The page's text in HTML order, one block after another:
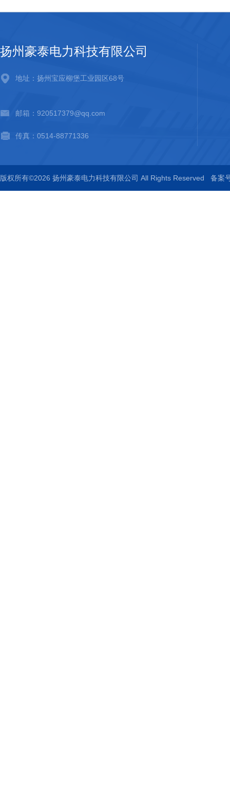
扬州豪泰电力科技有限公司
地址：扬州宝应柳堡工业园区68号
邮箱：920517379@qq.com
传真：0514-88771336
版权所有©2026 扬州豪泰电力科技有限公司 All Rights Reserved 备案